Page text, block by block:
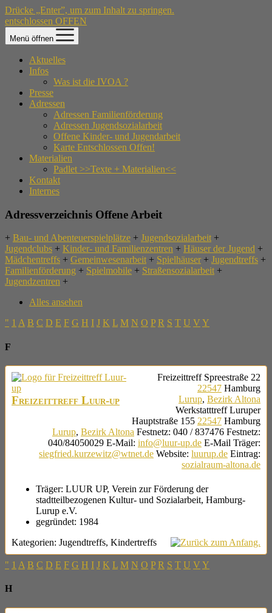
Drücke „Enter”, um zum Inhalt zu springen.
entschlossen OFFEN
Menü öffnen
Aktuelles
Infos
Was ist die IVOA ?
Presse
Adressen
Adressen Familienförderung
Adressen Jugendsozialarbeit
Offene Kinder- und Jugendarbeit
Karte Entschlossen Offen!
Materialien
Padlet >>Texte + Materialien<<
Kontakt
Internes
Adressverzeichnis Offene Arbeit
+ Bau- und Abenteuerspielplätze + Jugendsozialarbeit +
Jugendclubs + Kinder- und Familienzentren + Häuser der Jugend +
Mädchentreffs + Gemeinwesenarbeit + Spielhäuser + Jugendtreffs +
Familienförderung + Spielmobile + Straßensozialarbeit +
Jugendzentren +
Alles ansehen
" 1 A B C D E F G H I J K L M N O P R S T U V Y
F
Freizeittreff Luur-up
Freizeittreff Spreestraße 22
22547 Hamburg
Lurup, Bezirk Altona
Werkstatttreff Luruper
Hauptstraße 155 22547 Hamburg
Lurup, Bezirk Altona Festnetz: 040 / 837476 Festnetz:
040/84050029 E-Mail: info@luur-up.de E-Mail Träger:
siegfried.kurzewitz@wtnet.de Website: luurup.de Eintrag:
sozialraum-altona.de
Träger: LUUR UP, Verein zur Förderung der
stadtteilbezogenen Kultur- und Sozialarbeit, Hamburg-
Lurup e.V.
gegründet: 1984
Kategorien: Jugendtreffs, Kindertreffs
" 1 A B C D E F G H I J K L M N O P R S T U V Y
H